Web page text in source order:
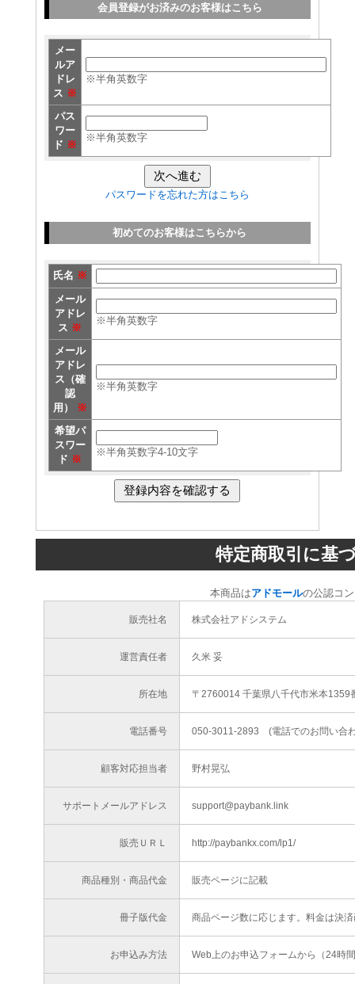
会員登録がお済みのお客様はこちら
メー
ルア
ドレ
ス ※
※半角英数字
パス
ワー
ド ※
※半角英数字
パスワードを忘れた方はこちら
初めてのお客様はこちらから
氏名 ※
メール
アドレ
ス ※
※半角英数字
メール
アドレ
ス（確
認
用）
※
※半角英数字
希望パ
スワー
ド ※
※半角英数字4-10文字
特定商取引に基
本商品はアドモールの公認コ
販売社名 株式会社アドシステム
運営責任者 久米 妥
所在地 〒2760014 千葉県八千代市米本1359
電話番号 050-3011-2893 (電話でのお問い合
顧客対応担当者 野村晃弘
サポートメールアドレス support@paybank.link
販売ＵＲＬ http://paybankx.com/lp1/
商品種別・商品代金 販売ページに記載
冊子版代金 商品ページ数に応じます。料金は決
お申込み方法 Web上のお申込フォームから（24時